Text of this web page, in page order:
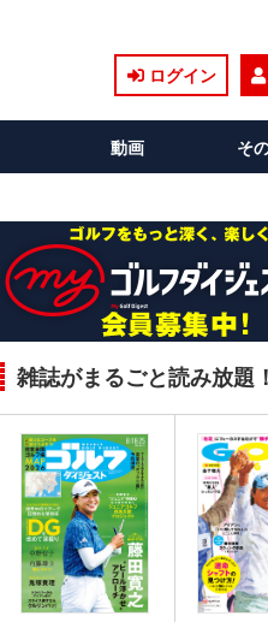
ログイン
動画 そ
雑誌がまるごと読み放題！